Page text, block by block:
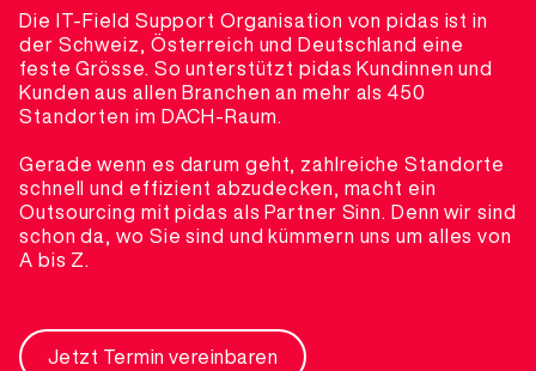
Die IT-Field Support Organisation von pidas ist in
der Schweiz, Österreich und Deutschland eine
feste Grösse. So unterstützt pidas Kundinnen und
Kunden aus allen Branchen an mehr als 450
Standorten im DACH-Raum.
Gerade wenn es darum geht, zahlreiche Standorte
schnell und effizient abzudecken, macht ein
Outsourcing mit pidas als Partner Sinn. Denn wir sind
schon da, wo Sie sind und kümmern uns um alles von
A bis Z.
Jetzt Termin vereinbaren